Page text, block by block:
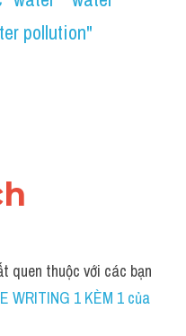
pollution"
quen thuộc với các bạn
WRITING 1 KÈM 1 của